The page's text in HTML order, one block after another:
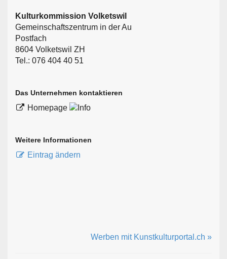
Kulturkommission Volketswil
Gemeinschaftszentrum in der Au
Postfach
8604 Volketswil ZH
Tel.: 076 404 40 51
Das Unternehmen kontaktieren
Homepage
Weitere Informationen
Eintrag ändern
Werben mit Kunstkulturportal.ch »